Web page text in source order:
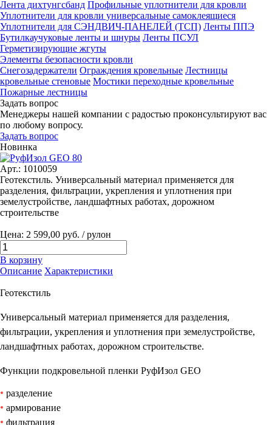
Лента дихтунгсбанд Профильные уплотнители для кровли
Уплотнители для кровли универсальные самоклеящиеся
Уплотнители для СЭНДВИЧ-ПАНЕЛЕЙ (ТСП) Ленты ППЭ
Бутилкаучуковые ленты и шнуры Ленты ПСУЛ
Герметизирующие жгуты
Элементы безопасности кровли
Снегозадержатели Ограждения кровельные Лестницы
кровельные стеновые Мостики переходные кровельные
Пожарные лестницы
Задать вопрос
Менеджеры нашей компании с радостью проконсультируют вас
по любому вопросу.
Задать вопрос
Новинка
Арт.: 1010059
Геотекстиль. Универсальный материал применяется для
разделения, фильтрации, укрепления и уплотнения при
земелустройстве, ландшафтных работах, дорожном
строительстве
Цена: 2 599,00 руб. / рулон
В корзину
Описание Характеристики
Геотекстиль
Универсальный материал применяется для разделения,
фильтрации, укрепления и уплотнения при земелустройстве,
ландшафтных работах, дорожном строительстве.
Функции подкровельной пленки РуфИзол GEO
разделение
армирование
фильтрация